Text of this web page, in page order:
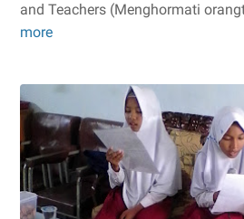
and Teachers (Menghormati
more
Teks
Regarding
Parents
and
Teachers
(Menghormati